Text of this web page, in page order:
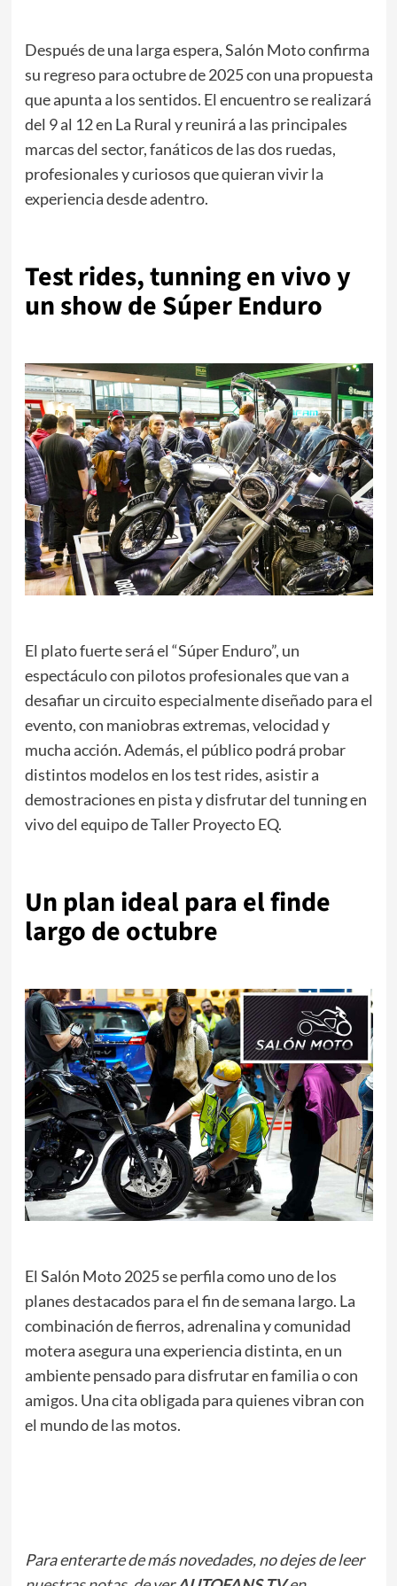
Después de una larga espera, Salón Moto confirma
su regreso para octubre de 2025 con una propuesta
que apunta a los sentidos. El encuentro se realizará
del 9 al 12 en La Rural y reunirá a las principales
marcas del sector, fanáticos de las dos ruedas,
profesionales y curiosos que quieran vivir la
experiencia desde adentro.
Test rides, tunning en vivo y
un show de Súper Enduro
El plato fuerte será el “Súper Enduro”, un
espectáculo con pilotos profesionales que van a
desafiar un circuito especialmente diseñado para el
evento, con maniobras extremas, velocidad y
mucha acción. Además, el público podrá probar
distintos modelos en los test rides, asistir a
demostraciones en pista y disfrutar del tunning en
vivo del equipo de Taller Proyecto EQ.
Un plan ideal para el finde
largo de octubre
El Salón Moto 2025 se perfila como uno de los
planes destacados para el fin de semana largo. La
combinación de fierros, adrenalina y comunidad
motera asegura una experiencia distinta, en un
ambiente pensado para disfrutar en familia o con
amigos. Una cita obligada para quienes vibran con
el mundo de las motos.
Para enterarte de más novedades, no dejes de leer